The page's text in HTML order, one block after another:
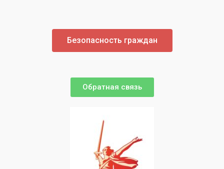
Безопасность граждан
Обратная связь